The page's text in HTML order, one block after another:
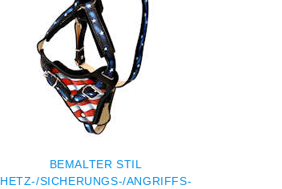
BEMALTER STIL
HETZ-/SICHERUNGS-/ANGRIFFS-